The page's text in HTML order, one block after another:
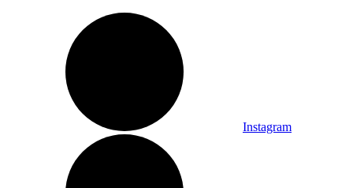
Instagram